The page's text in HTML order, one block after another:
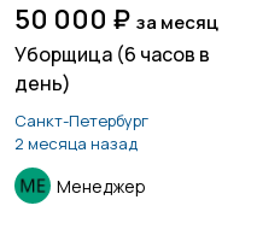
50 000 ₽ за месяц
Уборщица (6 часов в
день)
Санкт-Петербург
2 месяца назад
Менеджер